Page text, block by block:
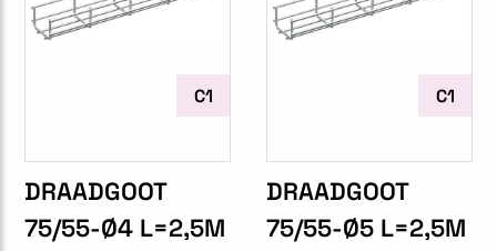
C1
DRAADGOOT
75/55-Ø4 L=2,5M
C1
DRAADGOOT
75/55-Ø5 L=2,5M